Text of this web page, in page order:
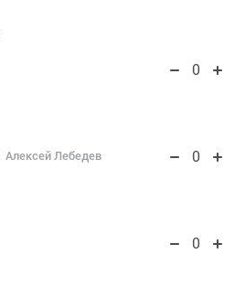
0
Алексей Лебедев 0
0